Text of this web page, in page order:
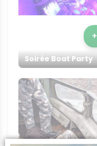
Soirée Boat Party
+